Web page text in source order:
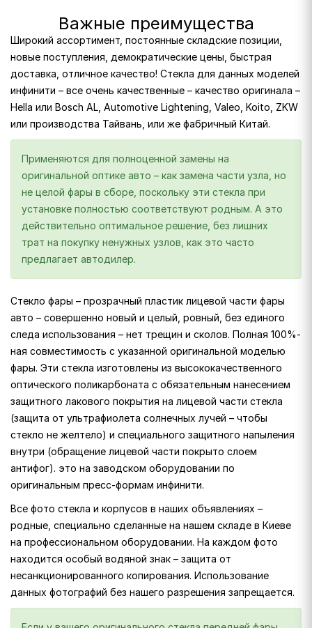
Важные преимущества
Широкий ассортимент, постоянные складские позиции,
новые поступления, демократические цены, быстрая
доставка, отличное качество! Стекла для данных моделей
инфинити – все очень качественные – качество оригинала –
Hella или Bosch AL, Automotive Lightening, Valeo, Koito, ZKW
или производства Тайвань, или же фабричный Китай.
Применяются для полноценной замены на
оригинальной оптике авто – как замена части узла, но
не целой фары в сборе, поскольку эти стекла при
установке полностью соответствуют родным. А это
действительно оптимальное решение, без лишних
трат на покупку ненужных узлов, как это часто
предлагает автодилер.
Стекло фары – прозрачный пластик лицевой части фары
авто – совершенно новый и целый, ровный, без единого
следа использования – нет трещин и сколов. Полная 100%-
ная совместимость с указанной оригинальной моделью
фары. Эти стекла изготовлены из высококачественного
оптического поликарбоната с обязательным нанесением
защитного лакового покрытия на лицевой части стекла
(защита от ультрафиолета солнечных лучей – чтобы
стекло не желтело) и специального защитного напыления
внутри (обращение лицевой части покрыто слоем
антифог). это на заводском оборудовании по
оригинальным пресс-формам инфинити.
Все фото стекла и корпусов в наших объявлениях –
родные, специально сделанные на нашем складе в Киеве
на профессиональном оборудовании. На каждом фото
находится особый водяной знак – защита от
несанкционированного копирования. Использование
данных фотографий без нашего разрешения запрещается.